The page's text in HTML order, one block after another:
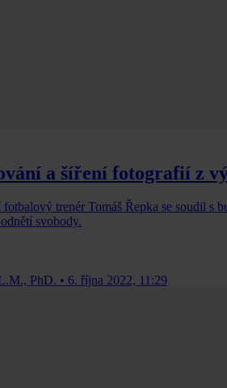
a šíření fotografií z
trenér Tomáš Řepka se soudil
svobody.
PhD. • 6. října 2022, 11:29